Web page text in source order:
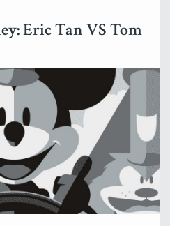
Eric Tan VS Tom